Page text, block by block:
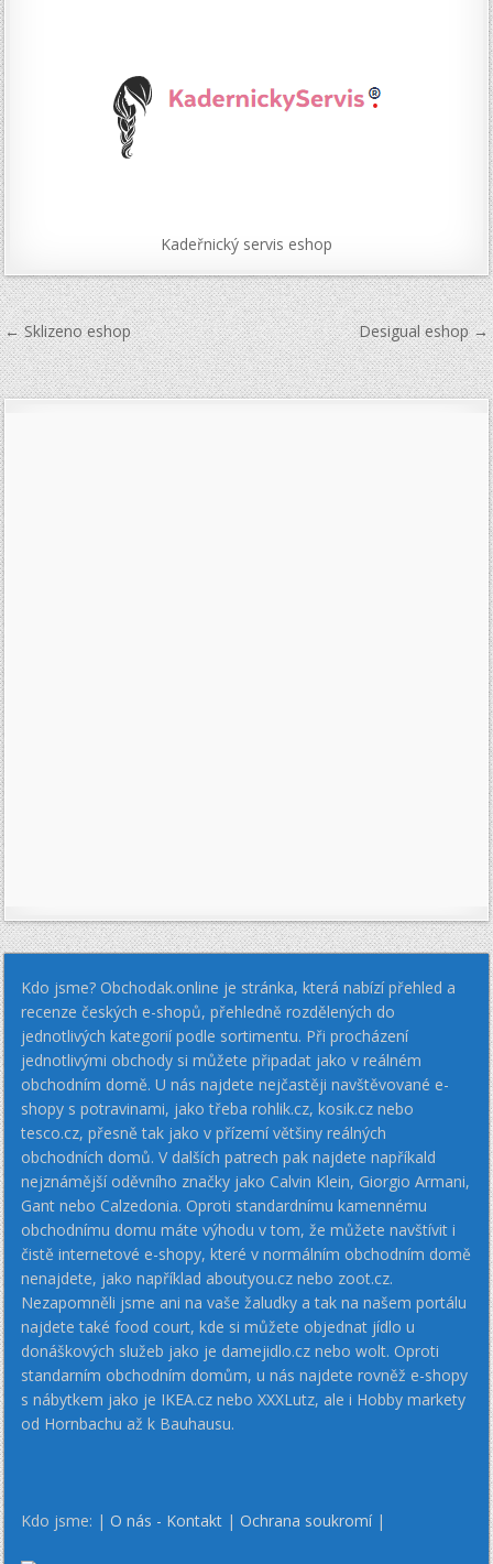
Kadeřnický servis eshop
Navigace
pro
příspěvek
← Sklizeno eshop Desigual eshop →
Kdo jsme? Obchodak.online je stránka, která nabízí přehled a
recenze českých e-shopů, přehledně rozdělených do
jednotlivých kategorií podle sortimentu. Při procházení
jednotlivými obchody si můžete připadat jako v reálném
obchodním domě. U nás najdete nejčastěji navštěvované e-
shopy s potravinami, jako třeba rohlik.cz, kosik.cz nebo
tesco.cz, přesně tak jako v přízemí většiny reálných
obchodních domů. V dalších patrech pak najdete napříkald
nejznámější oděvního značky jako Calvin Klein, Giorgio Armani,
Gant nebo Calzedonia. Oproti standardnímu kamennému
obchodnímu domu máte výhodu v tom, že můžete navštívit i
čistě internetové e-shopy, které v normálním obchodním domě
nenajdete, jako například aboutyou.cz nebo zoot.cz.
Nezapomněli jsme ani na vaše žaludky a tak na našem portálu
najdete také food court, kde si můžete objednat jídlo u
donáškových služeb jako je damejidlo.cz nebo wolt. Oproti
standarním obchodním domům, u nás najdete rovněž e-shopy
s nábytkem jako je IKEA.cz nebo XXXLutz, ale i Hobby markety
od Hornbachu až k Bauhausu.
Kdo jsme: |O nás - Kontakt |Ochrana soukromí|